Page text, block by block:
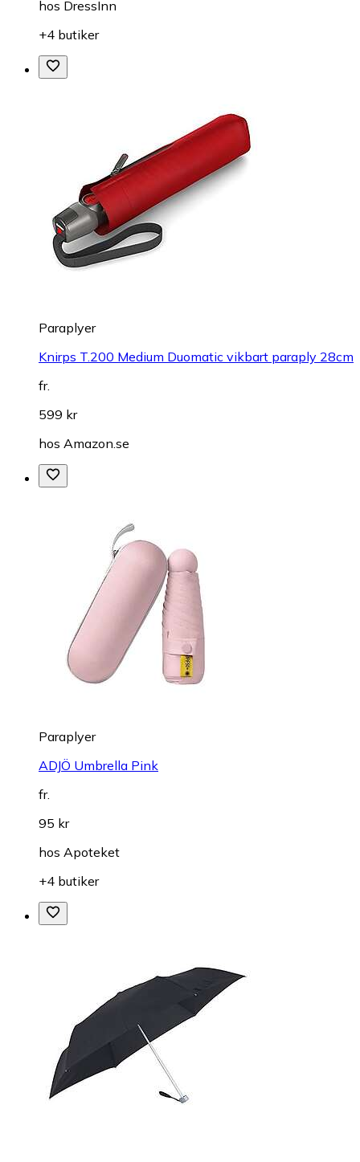
hos DressInn
+4 butiker
Paraplyer
Knirps T.200 Medium Duomatic vikbart paraply 28cm
fr.
599 kr
hos Amazon.se
Paraplyer
ADJÖ Umbrella Pink
fr.
95 kr
hos Apoteket
+4 butiker